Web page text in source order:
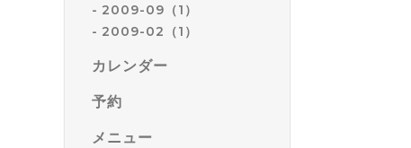
2009-09（1）
2009-02（1）
カレンダー
予約
メニュー